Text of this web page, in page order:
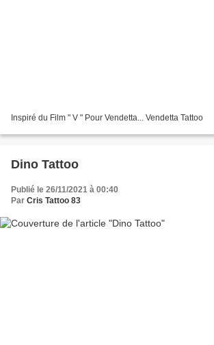
Inspiré du Film " V " Pour Vendetta... Vendetta Tattoo
Dino Tattoo
Publié le 26/11/2021 à 00:40
Par Cris Tattoo 83